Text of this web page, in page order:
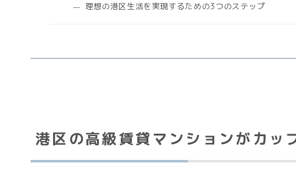
理想の港区生活を実現するための3つのステップ
港区の高級賃貸マンションがカッ